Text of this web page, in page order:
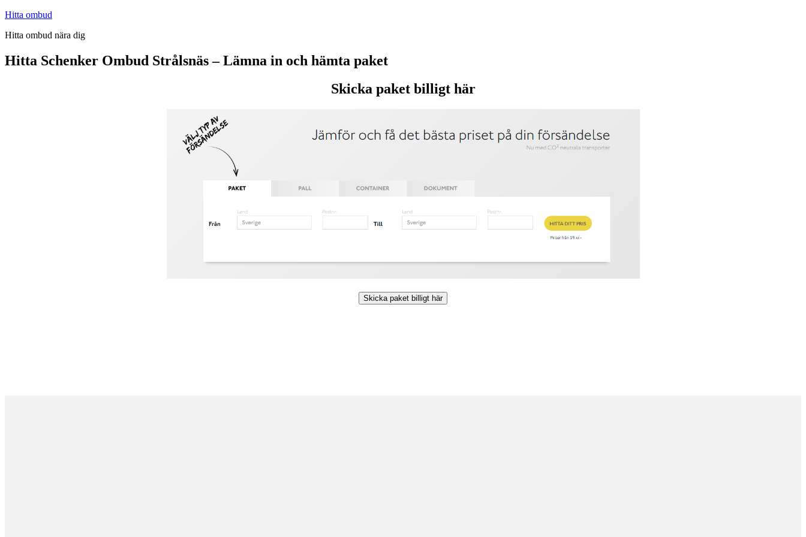
Hoppa
innehåll
Hitta ombud
Hitta ombud nära dig
Hitta Schenker Ombud Strålsnäs – Lämna in och hämta paket
Skicka paket billigt här
Skicka paket billigt här